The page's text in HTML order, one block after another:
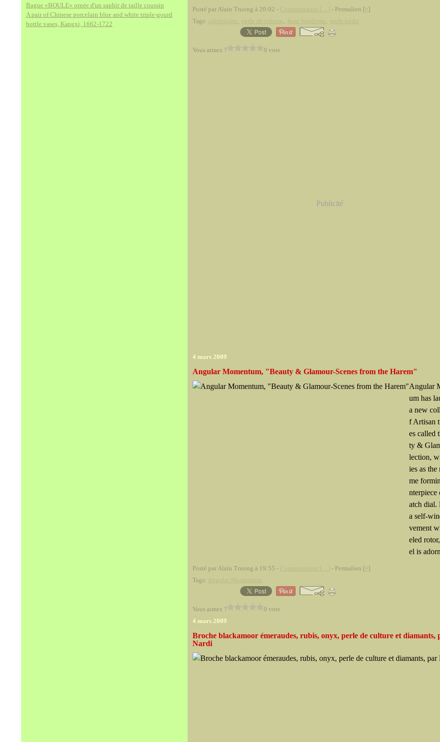
Bague «BOULE» ornée d'un saphir de taille coussin
A pair of Chinese porcelain blue and white triple-gourd
bottle vases, Kangxi, 1662-1722
Posté par Alain Truong à 20:02 - - Permalien [ ]
Tags:
, , ,
Vous aimez ? 0 vote
Publicité
4 mars 2009
Angular Momentum, "Beauty & Glamour-Scenes from the Harem"
Angular
um has
a new
f Artisan
es called
ty &
lection,
ies as the
me
nterpiece
atch dial.
a self-
vement
eled
el is
Posté par Alain Truong à 19:55 - - Permalien [ ]
Tags:
Vous aimez ?
0 vote
4 mars 2009
Broche blackamoor émeraudes, rubis, onyx, perle de culture et diamants,
Nardi